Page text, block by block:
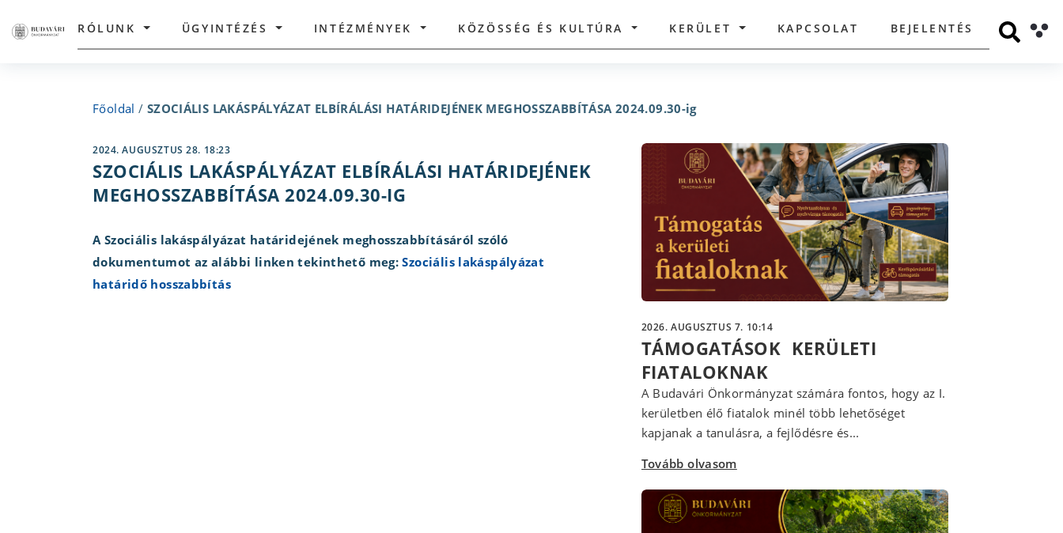
RÓLUNK ÜGYINTÉZÉS INTÉZMÉNYEK KÖZÖSSÉG ÉS KULTÚRA KERÜLET KAPCSOLAT BEJELENTÉS
Főoldal / SZOCIÁLIS LAKÁSPÁLYÁZAT ELBÍRÁLÁSI HATÁRIDEJÉNEK MEGHOSSZABBÍTÁSA 2024.09.30-ig
2024. AUGUSZTUS 28. 18:23
SZOCIÁLIS LAKÁSPÁLYÁZAT ELBÍRÁLÁSI HATÁRIDEJÉNEK
MEGHOSSZABBÍTÁSA 2024.09.30-IG
A Szociális lakáspályázat határidejének meghosszabbításáról szóló
dokumentumot az alábbi linken tekinthető meg:Szociális lakáspályázat
határidő hosszabbítás
2026. AUGUSZTUS 7. 10:14
TÁMOGATÁSOK KERÜLETI
FIATALOKNAK
A Budavári Önkormányzat számára fontos, hogy az I.
kerületben élő fiatalok minél több lehetőséget
kapjanak a tanulásra, a fejlődésre és...
Tovább olvasom